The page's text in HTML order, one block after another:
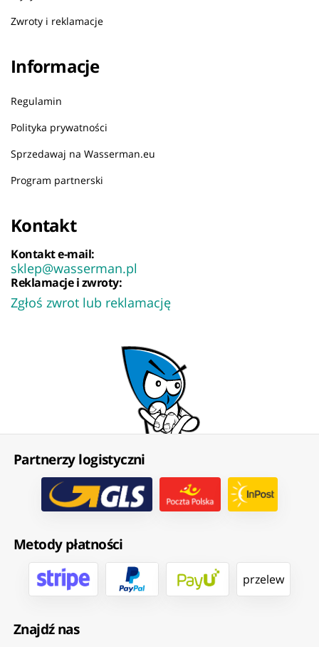
Zwroty i reklamacje
Informacje
Regulamin
Polityka prywatności
Sprzedawaj na Wasserman.eu
Program partnerski
Kontakt
Kontakt e-mail:
sklep@wasserman.pl
Reklamacje i zwroty:
Zgłoś zwrot lub reklamację
Partnerzy logistyczni
Metody płatności
przelew
Znajdź nas